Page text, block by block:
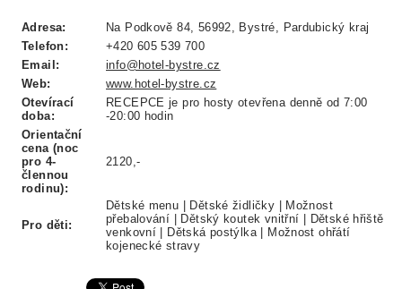
Adresa:
Na Podkově 84, 56992, Bystré, Pardubický kraj
Telefon:
+420 605 539 700
Email:
info@hotel-bystre.cz
Web:
www.hotel-bystre.cz
Otevírací
doba:
RECEPCE je pro hosty otevřena denně od 7:00
-20:00 hodin
Orientační
cena (noc
pro 4-
člennou
rodinu):
2120,-
Pro děti:
Dětské menu | Dětské židličky | Možnost
přebalování | Dětský koutek vnitřní | Dětské hřiště
venkovní | Dětská postýlka | Možnost ohřátí
kojenecké stravy